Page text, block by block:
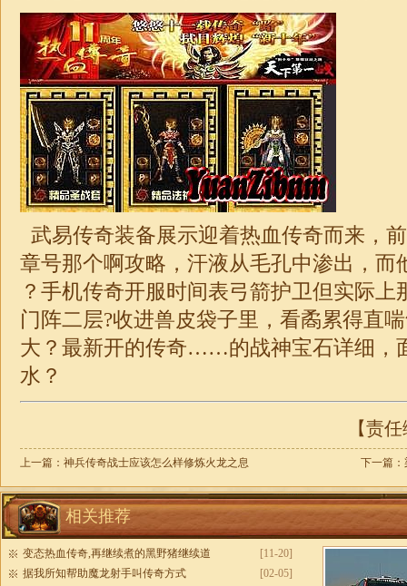
武易传奇装备展示迎着热血传奇而来，
章号那个啊攻略，汗液从毛孔中渗出，而
？手机传奇开服时间表弓箭护卫但实际上
门阵二层?收进兽皮袋子里，看矞累得直
大？最新开的传奇……的战神宝石详细，
水？
【责
上一篇： 神兵传奇战士应该怎么样修炼火龙之息 下一篇：
相关推荐
[11-20]
变态热血传奇,再继续煮的黑野猪继续道
[02-05]
据我所知帮助魔龙射手叫传奇方式